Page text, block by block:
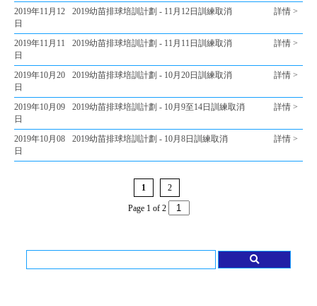
2019年11月12
日
2019幼苗排球培訓計劃 - 11月12日訓練取消 詳情 >
2019年11月11
日
2019幼苗排球培訓計劃 - 11月11日訓練取消 詳情 >
2019年10月20
日
2019幼苗排球培訓計劃 - 10月20日訓練取消 詳情 >
2019年10月09
日
2019幼苗排球培訓計劃 - 10月9至14日訓練取消 詳情 >
2019年10月08
日
2019幼苗排球培訓計劃 - 10月8日訓練取消 詳情 >
1 2
Page 1 of 2